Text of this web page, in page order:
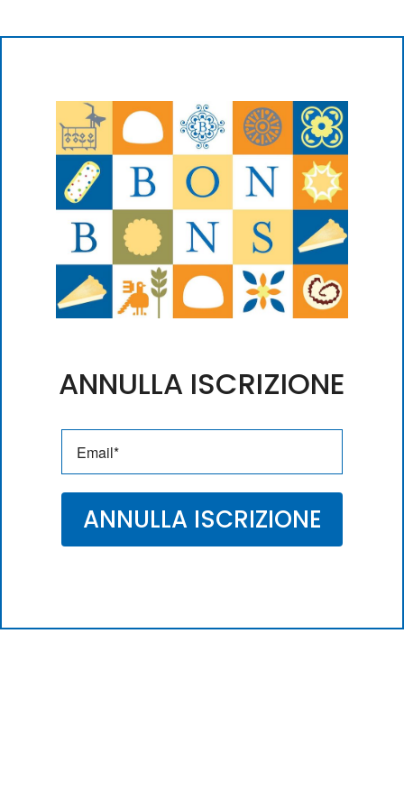
ANNULLA ISCRIZIONE
ANNULLA ISCRIZIONE